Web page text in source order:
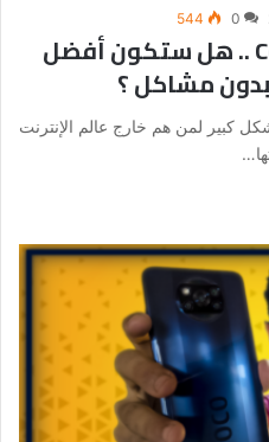
0
544
عودة ريلمي إلى ColorOS .. هل ستكون أفضل
مشاكل ؟
كبير لمن هم خارج عالم الإنترنت